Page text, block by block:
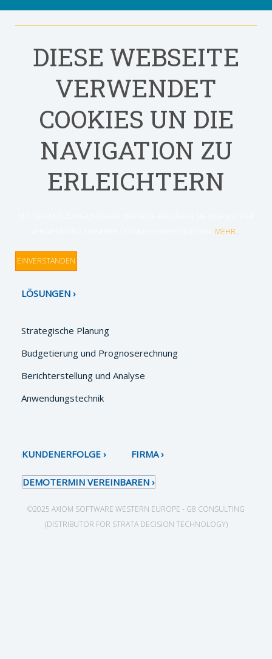
DIESE WEBSEITE
VERWENDET
COOKIES UN DIE
NAVIGATION ZU
ERLEICHTERN
MEHR...
EINVERSTANDEN
LÖSUNGEN
Strategische Planung
Budgetierung und Prognoserechnung
Berichterstellung und Analyse
Anwendungstechnik
KUNDENERFOLGE FIRMA
DEMOTERMIN VEREINBAREN
©2025 AXIOM SOFTWARE WESTERN EUROPE - G8 CONSULTING
(DISTRIBUTOR FOR STRATA DECISION TECHNOLOGY)